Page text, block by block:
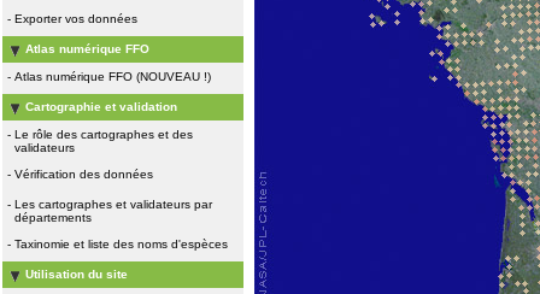
- Exporter vos données
Atlas numérique FFO
- Atlas numérique FFO (NOUVEAU !)
Cartographie et validation
- Le rôle des cartographes et des
validateurs
- Vérification des données
- Les cartographes et validateurs par
départements
- Taxinomie et liste des noms d'espèces
Utilisation du site